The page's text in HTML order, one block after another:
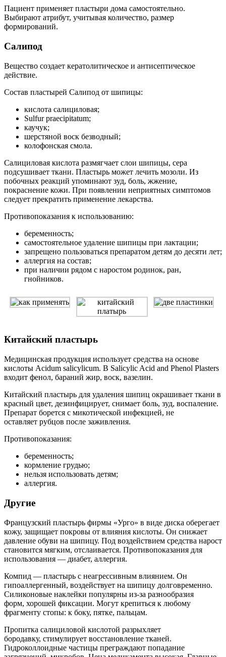
Пациент применяет пластыри дома самостоятельно.
Выбирают атрибут, учитывая количество, размер
формирований.
Салипод
Вещество создает кератолитическое и антисептическое
действие.
Состав пластырей Салипод от шипицы:
кислота салициловая;
Sulfur praecipitatum;
каучук;
шерстяной воск безводный;
колофонская смола.
Салициловая кислота размягчает слои шипицы, сера
подсушивает ткани. Пластырь может лечить мозоли. Из
побочных реакций упоминают зуд, боль, жжение,
покраснение кожи. При появлении неприятных симптомов
следует прекратить применение лекарства.
Противопоказания к использованию:
беременность;
самостоятельное удаление шипицы при лактации;
запрещено пользоваться препаратом детям до десяти лет;
аллергия на состав;
при наличии рядом с наростом родинок, ран,
гнойников.
Китайский пластырь
Медицинская продукция использует средства на основе
кислоты Acidum salicylicum. В Salicylic Acid and Phenol Plasters
входит фенол, бараний жир, воск, вазелин.
Китайский пластырь для удаления шипиц окрашивает ткани в
красный цвет, дезинфицирует, снимает боль, зуд, воспаление.
Препарат борется с микотической инфекцией, не
оставляет рубцов после заживления.
Противопоказания:
беременность;
кормление грудью;
нельзя использовать детям;
аллергия.
Другие
Французский пластырь фирмы «Урго» в виде диска оберегает
кожу, защищает покровы от влияния кислоты. Он снижает
давление обуви на шипицу. Под воздействием средства нарост
становится мягким, отслаивается. Противопоказания для
использования — диабет, аллергия.
Компид — пластырь с неагрессивным влиянием. Он
гипоаллергенный, воздействует на шипицу долговременно.
Силиконовые наклейки популярны из-за разнообразия
форм, хорошей фиксации. Могут крепиться к любому
фрагменту стопы: к боку, пятке, пальцам.
Пропитка салициловой кислотой разрыхляет
бородавку, стимулирует восстановление тканей.
Гидроколлоидные частицы преграждают попадание